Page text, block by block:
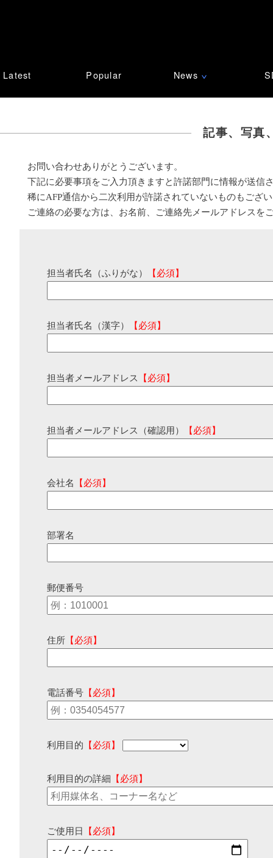
Latest Popular News ∨
記事、写真
お問い合わせありがとうございます。
下記に必要事項をご入力頂きますと許諾部門に情報が送信
稀にAFP通信から二次利用が許諾されていないものもござ
ご連絡の必要な方は、お名前、ご連絡先メールアドレスを
担当者氏名（ふりがな） 【必須】
担当者氏名（漢字） 【必須】
担当者メールアドレス 【必須】
担当者メールアドレス（確認用） 【必須】
会社名 【必須】
部署名
郵便番号
住所 【必須】
電話番号 【必須】
利用目的 【必須】
利用目的の詳細 【必須】
ご使用日 【必須】